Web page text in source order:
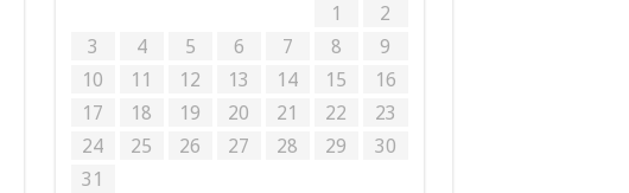
1
2
3
4 5 6 7 8
9
10
11 12 13 14 15
16
17
18 19 20 21 22
23
24
25 26 27 28 29
30
31